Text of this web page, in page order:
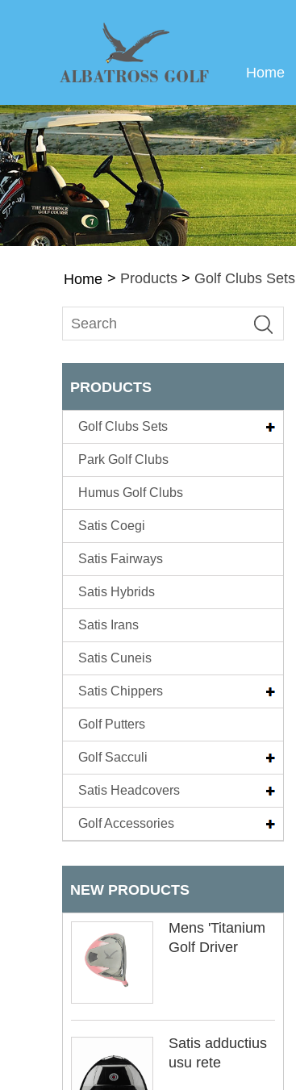
Home
Home > Products > Golf Clubs Sets
PRODUCTS
Golf Clubs Sets
Park Golf Clubs
Humus Golf Clubs
Satis Coegi
Satis Fairways
Satis Hybrids
Satis Irans
Satis Cuneis
Satis Chippers
Golf Putters
Golf Sacculi
Satis Headcovers
Golf Accessories
NEW PRODUCTS
Mens 'Titanium
Golf Driver
Satis adductius
usu rete